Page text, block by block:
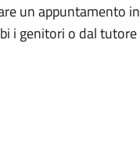
un appuntamento in
i genitori o dal tutore